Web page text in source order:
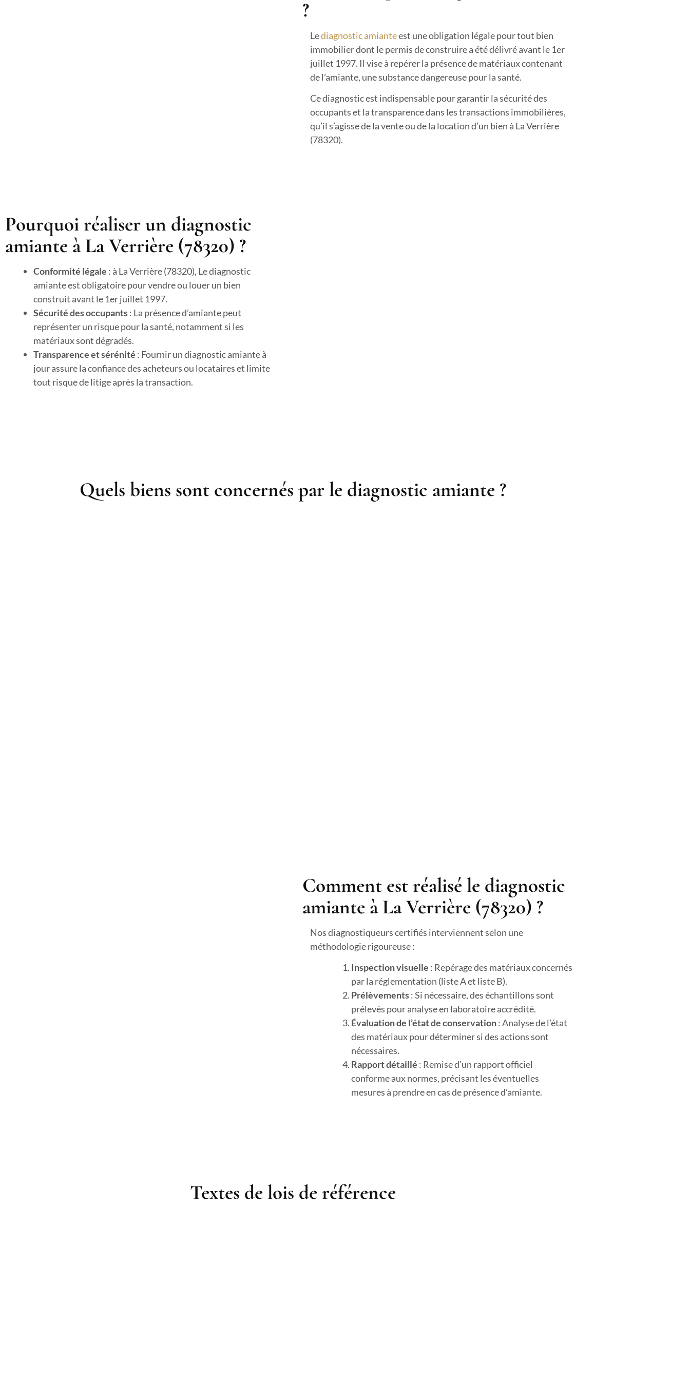
?
Lediagnostic amianteest une obligation légale pour tout bien
immobilier dont le permis de construire a été délivré avant le 1er
juillet 1997. Il vise à repérer la présence de matériaux contenant
de l’amiante, une substance dangereuse pour la santé.
Ce diagnostic est indispensable pour garantir la sécurité des
occupants et la transparence dans les transactions immobilières,
qu’il s’agisse de la vente ou de la location d’un bien à La Verrière
(78320).
Pourquoi réaliser un diagnostic
amiante à La Verrière (78320) ?
Conformité légale : à La Verrière (78320), Le diagnostic
amiante est obligatoire pour vendre ou louer un bien
construit avant le 1er juillet 1997.
Sécurité des occupants: La présence d’amiante peut
représenter un risque pour la santé, notamment si les
matériaux sont dégradés.
Transparence et sérénité : Fournir un diagnostic amiante à
jour assure la confiance des acheteurs ou locataires et limite
tout risque de litige après la transaction.
Quels biens sont concernés par le diagnostic amiante ?
Comment est réalisé le diagnostic
amiante à La Verrière (78320) ?
Nos diagnostiqueurs certifiés interviennent selon une
méthodologie rigoureuse :
Inspection visuelle : Repérage des matériaux concernés
par la réglementation (liste A et liste B).
Prélèvements: Si nécessaire, des échantillons sont
prélevés pour analyse en laboratoire accrédité.
Évaluation de l’état de conservation: Analyse de l’état
des matériaux pour déterminer si des actions sont
nécessaires.
Rapport détaillé : Remise d’un rapport officiel
conforme aux normes, précisant les éventuelles
mesures à prendre en cas de présence d’amiante.
Textes de lois de référence